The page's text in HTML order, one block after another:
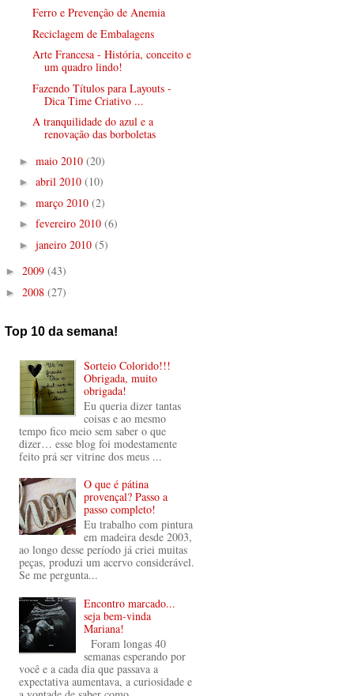
Ferro e Prevenção de Anemia
Reciclagem de Embalagens
Arte Francesa - História, conceito e
um quadro lindo!
Fazendo Títulos para Layouts -
Dica Time Criativo ...
A tranquilidade do azul e a
renovação das borboletas
► maio 2010 (20)
► abril 2010 (10)
► março 2010 (2)
► fevereiro 2010 (6)
► janeiro 2010 (5)
► 2009 (43)
► 2008 (27)
Top 10 da semana!
Sorteio Colorido!!!
Obrigada, muito
obrigada!
Eu queria dizer tantas
coisas e ao mesmo
tempo fico meio sem saber o que
dizer… esse blog foi modestamente
feito prá ser vitrine dos meus ...
O que é pátina
provençal? Passo a
passo completo!
Eu trabalho com pintura
em madeira desde 2003,
ao longo desse período já criei muitas
peças, produzi um acervo considerável.
Se me pergunta...
Encontro marcado...
seja bem-vinda
Mariana!
Foram longas 40
semanas esperando por
você e a cada dia que passava a
expectativa aumentava, a curiosidade e